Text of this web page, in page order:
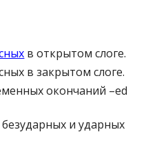
в открытом слоге.
в закрытом слоге.
окончаний –ed
и ударных